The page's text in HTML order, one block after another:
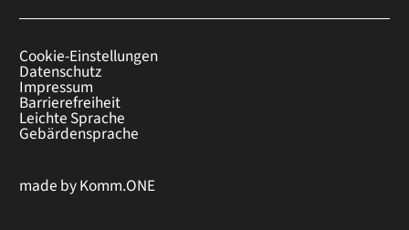
Cookie-Einstellungen
Datenschutz
Impressum
Barrierefreiheit
Leichte Sprache
Gebärdensprache
made byKomm.ONE